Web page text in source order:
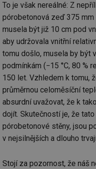
To je však nereálné: Z
pórobetonová zeď 375
musela být již 10 cm pod
aby udržovala vnitřní
tomu došlo, musela by být
podmínkám (−15 °C, 80 %
150 let. Vzhledem k tomu,
průměrnou celoměsíční
absurdní uvažovat, že k
dojít. Skutečností je, že
pórobetonové stěny, jsou
v nejsilnějších a dlouho
Stojí za pozornost, že náš